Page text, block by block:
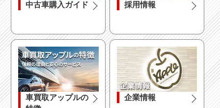
中古車購入ガイド 採用情報
車買取アップルの
企業情報